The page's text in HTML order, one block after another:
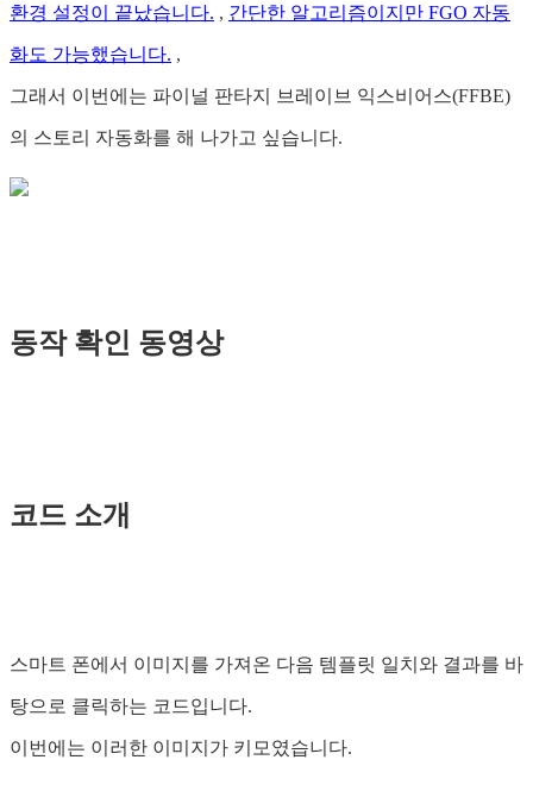
환경 설정이 끝났습니다. , 간단한 알고리즘이지만 FGO 자동
화도 가능했습니다. ,
그래서 이번에는 파이널 판타지 브레이브 익스비어스(FFBE)
의 스토리 자동화를 해 나가고 싶습니다.
동작 확인 동영상
코드 소개
스마트 폰에서 이미지를 가져온 다음 템플릿 일치와 결과를 바
탕으로 클릭하는 코드입니다.
이번에는 이러한 이미지가 키모였습니다.